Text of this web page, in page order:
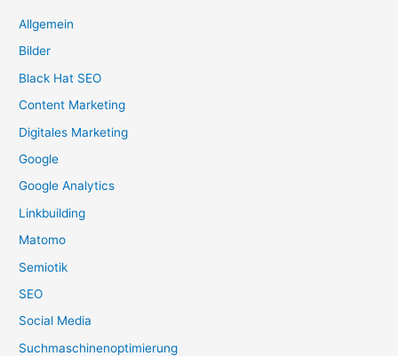
Allgemein
Bilder
Black Hat SEO
Content Marketing
Digitales Marketing
Google
Google Analytics
Linkbuilding
Matomo
Semiotik
SEO
Social Media
Suchmaschinenoptimierung